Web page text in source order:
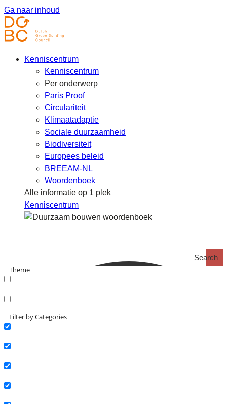
Ga naar inhoud
Kenniscentrum
Kenniscentrum
Per onderwerp
Paris Proof
Circulariteit
Klimaatadaptie
Sociale duurzaamheid
Biodiversiteit
Europees beleid
BREEAM-NL
Woordenboek
Alle informatie op 1 plek
Kenniscentrum
Search
Theme
Filter by Categories